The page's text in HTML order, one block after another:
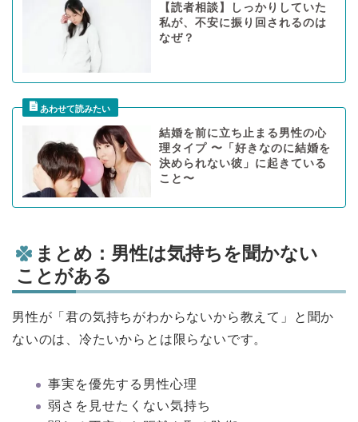
【読者相談】しっかりしていた
私が、不安に振り回されるのは
なぜ？
結婚を前に立ち止まる男性の心
理タイプ 〜「好きなのに結婚を
決められない彼」に起きている
こと〜
まとめ：男性は気持ちを聞かない
ことがある
男性が「君の気持ちがわからないから教えて」と聞か
ないのは、冷たいからとは限らないです。
事実を優先する男性心理
弱さを見せたくない気持ち